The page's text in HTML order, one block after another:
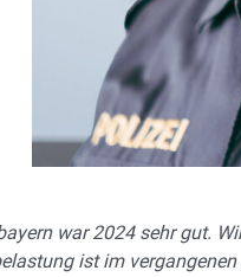
war 2024 sehr gut.
ist im